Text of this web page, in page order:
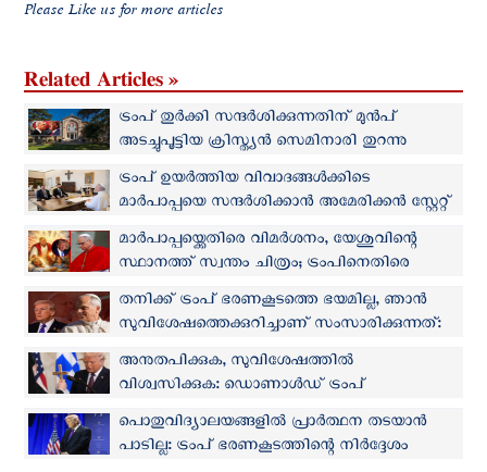
Please Like us for more articles
Related Articles »
ട്രംപ് തുര്‍ക്കി സന്ദര്‍ശിക്കുന്നതിന് മുന്‍പ്
അടച്ചുപൂട്ടിയ ക്രിസ്ത്യൻ സെമിനാരി തുറന്നു
നല്‍കാന്‍ എർദോഗന്റെ ഇടപെടല്‍
ട്രംപ് ഉയര്‍ത്തിയ വിവാദങ്ങള്‍ക്കിടെ
മാര്‍പാപ്പയെ സന്ദര്‍ശിക്കാന്‍ അമേരിക്കൻ സ്റ്റേറ്റ്
സെക്രട്ടറി
മാർപാപ്പയ്ക്കെതിരെ വിമർശനം, യേശുവിന്റെ
സ്ഥാനത്ത് സ്വന്തം ചിത്രം; ട്രംപിനെതിരെ
ആഗോള തലത്തില്‍ പ്രതിഷേധം
തനിക്ക് ട്രംപ് ഭരണകൂടത്തെ ഭയമില്ല, ഞാൻ
സുവിശേഷത്തെക്കുറിച്ചാണ് സംസാരിക്കുന്നത്:
ലെയോ പാപ്പ
അനുതപിക്കുക, സുവിശേഷത്തിൽ
വിശ്വസിക്കുക: ഡൊണാൾഡ് ട്രംപ്
പൊതുവിദ്യാലയങ്ങളിൽ പ്രാർത്ഥന തടയാന്‍
പാടില്ല: ട്രംപ് ഭരണകൂടത്തിന്റെ നിര്‍ദ്ദേശം